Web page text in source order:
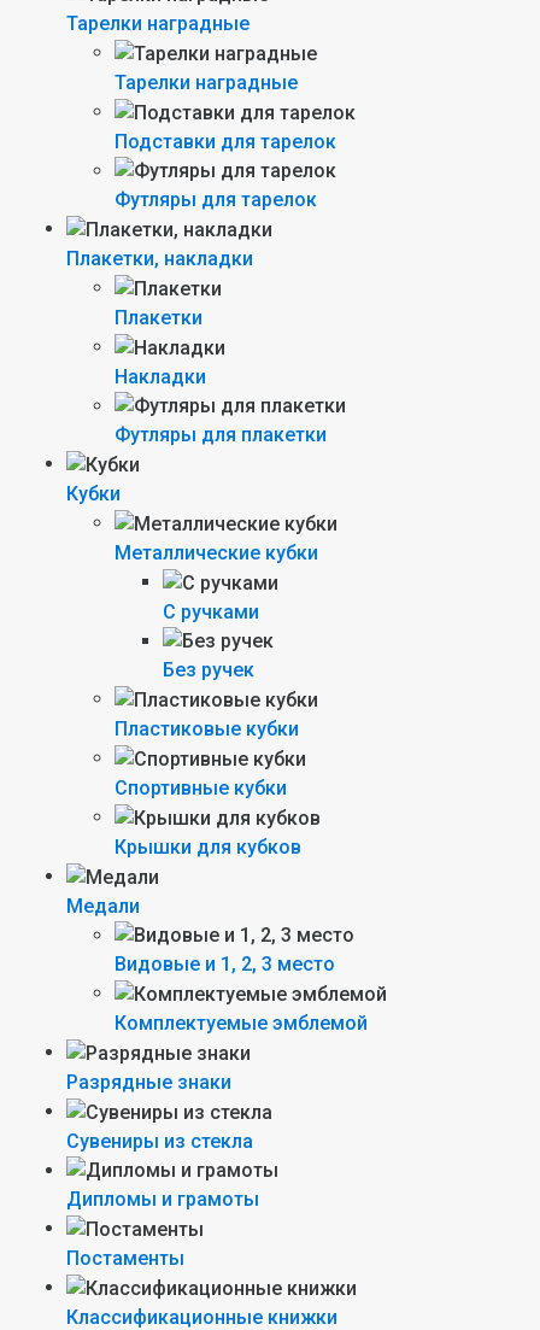
Тарелки наградные
Тарелки наградные
Подставки для тарелок
Футляры для тарелок
Плакетки, накладки
Плакетки
Накладки
Футляры для плакетки
Кубки
Металлические кубки
С ручками
Без ручек
Пластиковые кубки
Спортивные кубки
Крышки для кубков
Медали
Видовые и 1, 2, 3 место
Комплектуемые эмблемой
Разрядные знаки
Сувениры из стекла
Дипломы и грамоты
Постаменты
Классификационные книжки